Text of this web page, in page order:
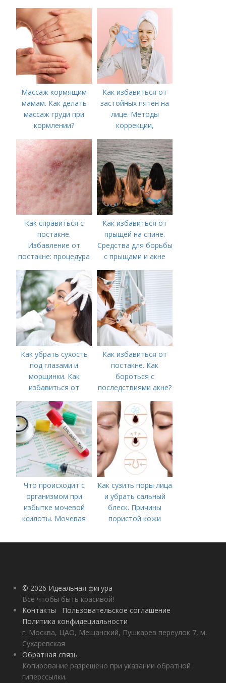
Массаж кормящим
мамам. Как делать
массаж груди при
кормлении?
Как избавиться от
застойных пятен на
лице. Методы
коррекции,
акне и удаления
рубцов и шрамов
постакне
Как справиться с
постакне.
Избавление от
постакне: процедура
Как избавиться от
прыщей на спине.
Средства для борьбы
с прыщами и акне
Как убрать сухость
под глазами и
морщинки. Как
избавиться от
косметологические
процедуры
Как избавиться от
постакне. Как
бороться с
последствиями акне?
Что происходит с
организмом при
избытке мочевой
ксилоты. Мочевая
норма и отклонения
Как сузить поры лица
и убрать сальный
блеск. Причины
пористой кожи
© 2026 Идеальная фигура
Всё чтобы быть красивой!
Контакты
Пользовательское соглашение
Политика конфидециальности
г. Москва, ЦАО, Мещанский, Пушкарев переулок 7, м.
Сухаревская
Обратная связь
Копирование разрешено при указании обратной
гиперссылки.